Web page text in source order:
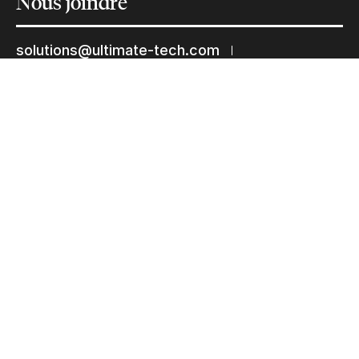
solutions@ultimate-tech.com